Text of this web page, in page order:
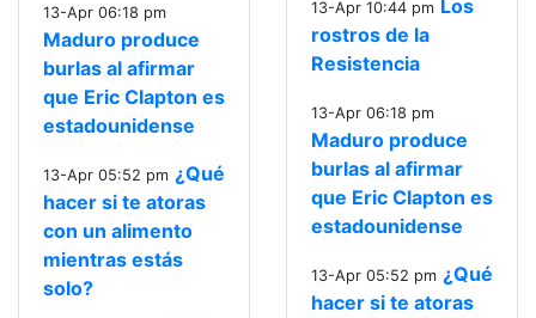
13-Apr 06:18 pm
Maduro produce
burlas al afirmar
que Eric Clapton es
estadounidense
13-Apr 05:52 pm ¿Qué
hacer si te atoras
con un alimento
mientras estás
solo?
13-Apr 10:44 pm Los
rostros de la
Resistencia
13-Apr 06:18 pm
Maduro produce
burlas al afirmar
que Eric Clapton es
estadounidense
13-Apr 05:52 pm ¿Qué
hacer si te atoras